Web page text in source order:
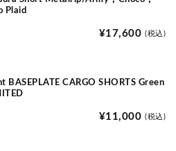
Plaid
¥17,600 (税込)
BASEPLATE CARGO SHORTS Green
¥11,000 (税込)